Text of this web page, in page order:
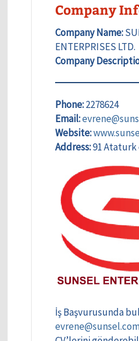
Company
Company Name:
ENTERPRISES LTD.
Company
Phone:2278624
Email:
Website:
Address:91 Ataturk
İş Başvurusunda